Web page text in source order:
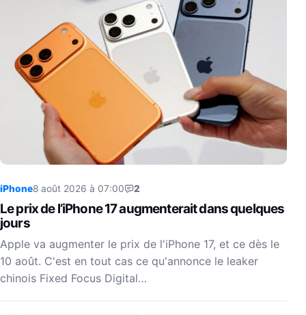
iPhone8 août 2026 à 07:00 2
Le prix de l’iPhone 17 augmenterait dans quelques
jours
Apple va augmenter le prix de l'iPhone 17, et ce dès le
10 août. C'est en tout cas ce qu'annonce le leaker
chinois Fixed Focus Digital…